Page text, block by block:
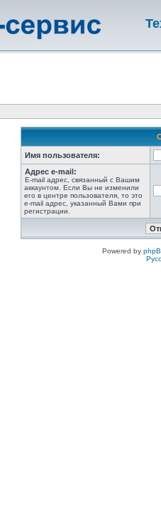
Имя пользователя:
Адрес e-mail:
E-mail адрес, связанный с Вашим
аккаунтом. Если Вы не изменили
его в центре пользователя, то это
e-mail адрес, указанный Вами при
регистрации.
Powered by